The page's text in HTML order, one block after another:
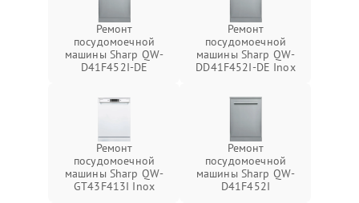
Ремонт
посудомоечной
машины Sharp QW-
D41F452I-DE
Ремонт
посудомоечной
машины Sharp QW-
DD41F452I-DE Inox
Ремонт
посудомоечной
машины Sharp QW-
GT43F413I Inox
Ремонт
посудомоечной
машины Sharp QW-
D41F452I